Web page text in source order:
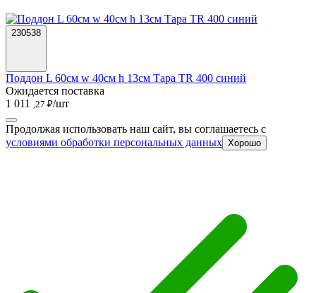
230538
Поддон L 60см w 40см h 13см Тара TR 400 синий
Ожидается поставка
1 011
,27 ₽/шт
Продолжая использовать наш сайт, вы соглашаетесь c
условиями обработки персональных данных Хорошо